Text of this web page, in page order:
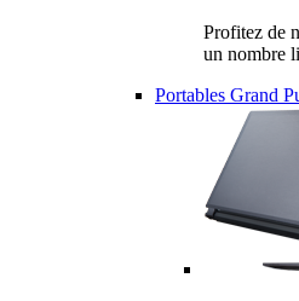
Profitez de
un nombre
Portables Grand